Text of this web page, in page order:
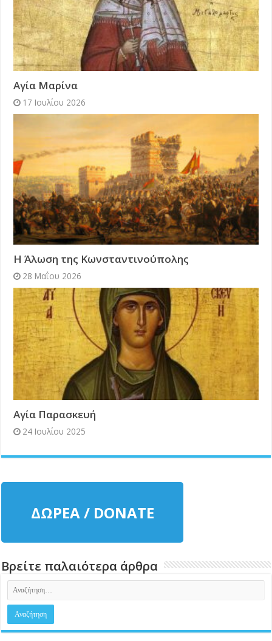
Αγία Μαρίνα
17 Ιουλίου 2026
Η Άλωση της Κωνσταντινούπολης
28 Μαΐου 2026
Αγία Παρασκευή
24 Ιουλίου 2025
ΔΩΡΕΑ / DONATE
Βρείτε παλαιότερα άρθρα